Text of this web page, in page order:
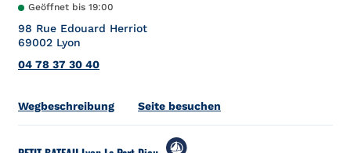
Geöffnet bis 19:00
98 Rue Edouard Herriot
69002 Lyon
04 78 37 30 40
WegbeschreibungLink Opens in New Tab
Seite besuchen